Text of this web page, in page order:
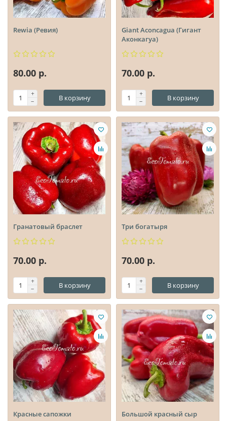
Rewia (Ревия)
80.00 р.
В корзину
Giant Aconcagua (Гигант
Аконкагуа)
70.00 р.
В корзину
Гранатовый браслет
70.00 р.
В корзину
Три богатыря
70.00 р.
В корзину
Красные сапожки Большой красный сыр